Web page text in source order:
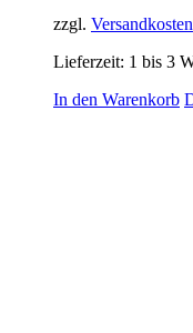
zzgl. Versandkosten
Lieferzeit: 1 bis 3
In den Warenkorb